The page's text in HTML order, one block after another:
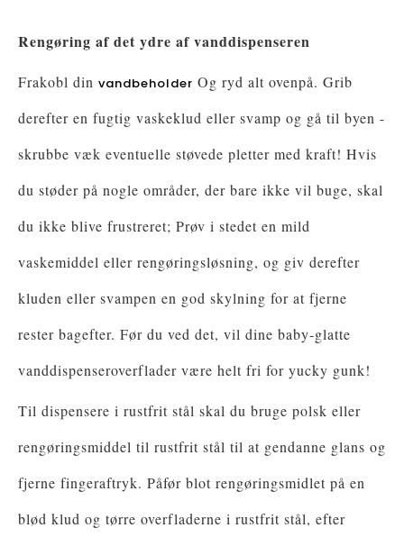
Rengøring af det ydre af vanddispenseren
Frakobl din vandbeholder Og ryd alt ovenpå. Grib
derefter en fugtig vaskeklud eller svamp og gå til byen -
skrubbe væk eventuelle støvede pletter med kraft! Hvis
du støder på nogle områder, der bare ikke vil buge, skal
du ikke blive frustreret; Prøv i stedet en mild
vaskemiddel eller rengøringsløsning, og giv derefter
kluden eller svampen en god skylning for at fjerne
rester bagefter. Før du ved det, vil dine baby-glatte
vanddispenseroverflader være helt fri for yucky gunk!
Til dispensere i rustfrit stål skal du bruge polsk eller
rengøringsmiddel til rustfrit stål til at gendanne glans og
fjerne fingeraftryk. Påfør blot rengøringsmidlet på en
blød klud og tørre overfladerne i rustfrit stål, efter